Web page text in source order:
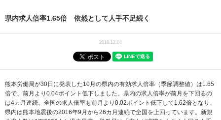
県内求人倍率1.65倍 依然として人手不足続く
2018.12.04
熊本労働局が30日に発表した10月の県内の有効求人倍率（季節調整値）は1.65
倍で、前月より0.04ポイント低下しました。県内の求人倍率が前月を下回るの
は4カ月連続。全国の求人倍率も前月より0.02ポイント低下して1.62倍となり、
県内は熊本地震後の2016年9月から26カ月連続で全国を上回っています。新規